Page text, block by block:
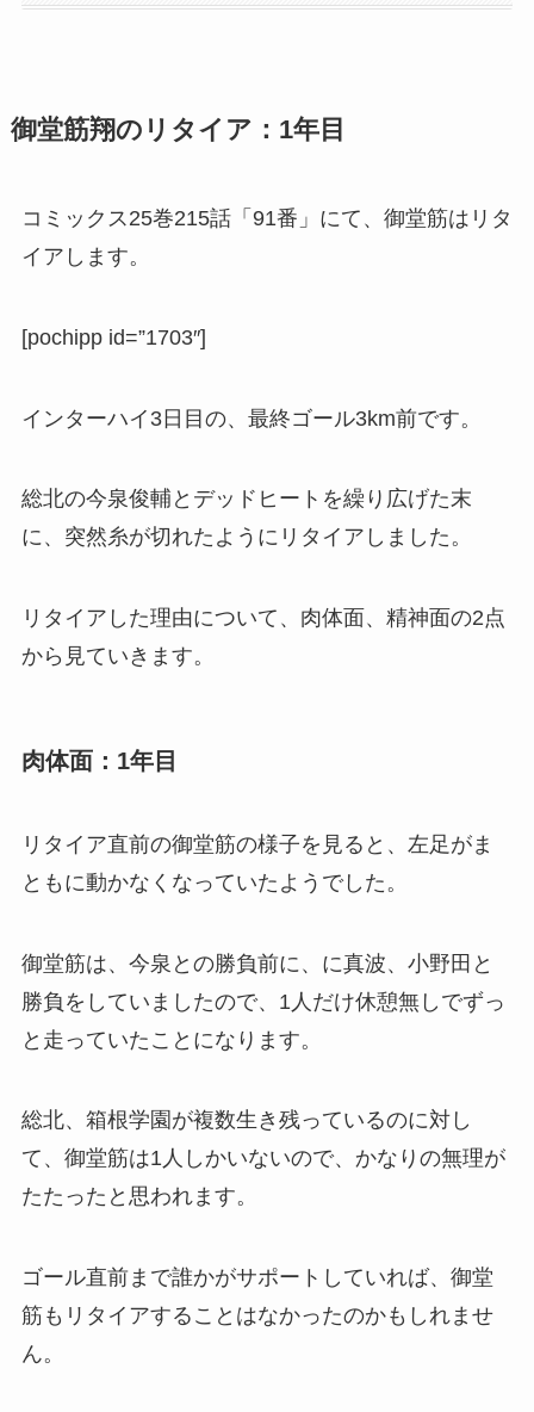
御堂筋翔のリタイア：1年目
コミックス25巻215話「91番」にて、御堂筋はリタ
イアします。
[pochipp id=”1703″]
インターハイ3日目の、最終ゴール3km前です。
総北の今泉俊輔とデッドヒートを繰り広げた末
に、突然糸が切れたようにリタイアしました。
リタイアした理由について、肉体面、精神面の2点
から見ていきます。
肉体面：1年目
リタイア直前の御堂筋の様子を見ると、左足がま
ともに動かなくなっていたようでした。
御堂筋は、今泉との勝負前に、に真波、小野田と
勝負をしていましたので、1人だけ休憩無しでずっ
と走っていたことになります。
総北、箱根学園が複数生き残っているのに対し
て、御堂筋は1人しかいないので、かなりの無理が
たたったと思われます。
ゴール直前まで誰かがサポートしていれば、御堂
筋もリタイアすることはなかったのかもしれませ
ん。